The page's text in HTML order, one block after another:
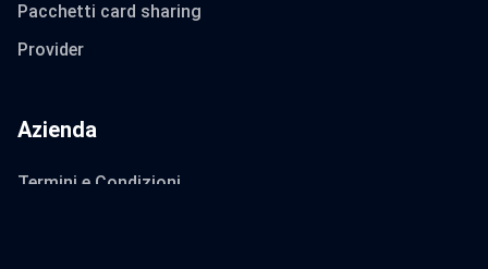
Pacchetti card sharing
Provider
Azienda
Termini e Condizioni